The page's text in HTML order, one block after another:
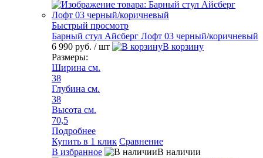
Быстрый просмотр
Барный стул Айсберг Лофт 03 черный/коричневый
6 990 руб. / шт
В корзину
Размеры:
Ширина см.
38
Глубина см.
38
Высота см.
70,5
Подробнее
Купить в 1 клик Сравнение
В избранное
В наличии